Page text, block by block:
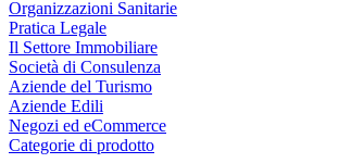
Organizzazioni Sanitarie
Pratica Legale
Il Settore Immobiliare
Società di Consulenza
Aziende del Turismo
Aziende Edili
Negozi ed eCommerce
Categorie di prodotto